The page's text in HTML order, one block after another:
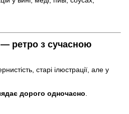
ретро з сучасною
старі ілюстрації, але у
дорого одночасно